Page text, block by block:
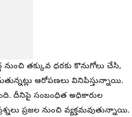
తక్కువ ధరకు కొనుగోలు చేసి,
ఆరోపణలు వినిపిస్తున్నాయి.
దీనిపై సంబంధిత అధికారుల
ప్రజల నుంచి వ్యక్తమవుతున్నాయి.